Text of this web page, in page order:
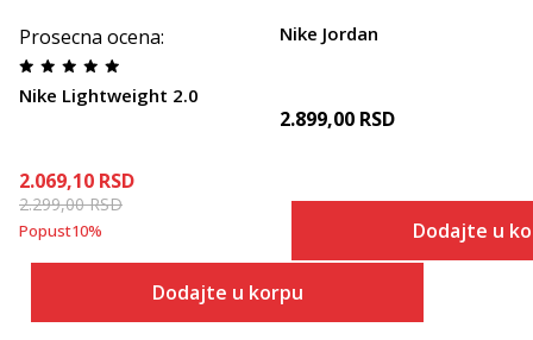
Prosecna ocena:
Nike Lightweight 2.0
2.069,10 RSD
2.299,00RSD
Popust10%
Dodajte u korpu
Nike Jordan
2.899,00 RSD
Dodajte u